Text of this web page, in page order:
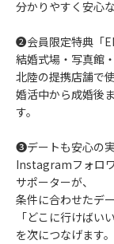
分かりやすく安心
❷会員限定特典「
結婚式場・写真館
北陸の提携店舗で
婚活中から成婚後
す。
❸デートも安心の
Instagramフォロ
サポーターが、
条件に合わせたデ
「どこに行けばい
を次につなげます。